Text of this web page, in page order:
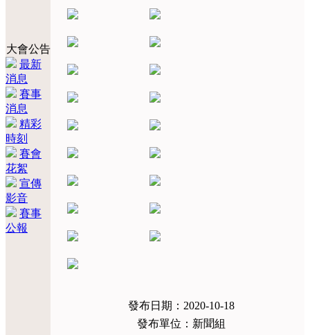
大會公告
最新
消息
賽事
消息
精彩
時刻
賽會
花絮
宣傳
影音
賽事
公報
發布日期：2020-10-18
發布單位：新聞組